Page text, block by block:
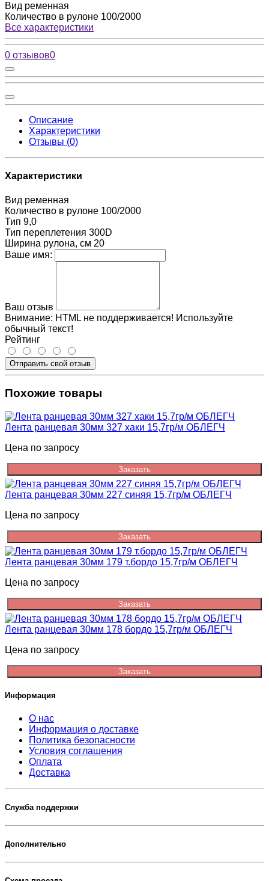
Вид ременная
Количество в рулоне 100/2000
Все характеристики
0 отзывов0
Описание
Характеристики
Отзывы (0)
Характеристики
Вид ременная
Количество в рулоне 100/2000
Тип 9,0
Тип переплетения 300D
Ширина рулона, см 20
Ваше имя:
Ваш отзыв
Внимание: HTML не поддерживается! Используйте
обычный текст!
Рейтинг
Отправить свой отзыв
Похожие товары
Лента ранцевая 30мм 327 хаки 15,7гр/м ОБЛЕГЧ
Цена по запросу
Заказать
Лента ранцевая 30мм 227 синяя 15,7гр/м ОБЛЕГЧ
Цена по запросу
Заказать
Лента ранцевая 30мм 179 т.бордо 15,7гр/м ОБЛЕГЧ
Цена по запросу
Заказать
Лента ранцевая 30мм 178 бордо 15,7гр/м ОБЛЕГЧ
Цена по запросу
Заказать
Информация
О нас
Информация о доставке
Политика безопасности
Условия соглашения
Оплата
Доставка
Служба поддержки
Дополнительно